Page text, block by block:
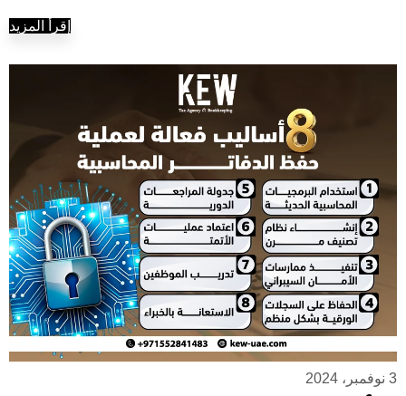
إقرأ المزيد
3 نوفمبر، 2024